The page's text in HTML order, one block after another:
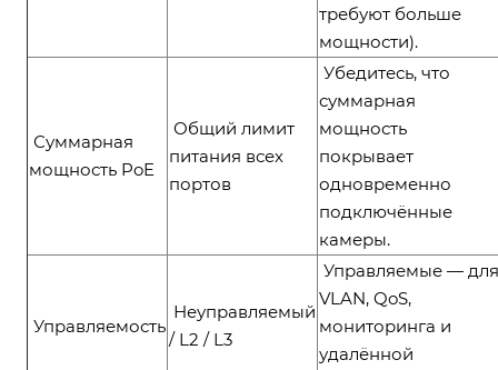
требуют больше
мощности).
Суммарная
мощность PoE
Общий лимит
питания всех
портов
Убедитесь, что
суммарная
мощность
покрывает
одновременно
подключённые
камеры.
Управляемость
Неуправляемый
/ L2 / L3
Управляемые — для
VLAN, QoS,
мониторинга и
удалённой